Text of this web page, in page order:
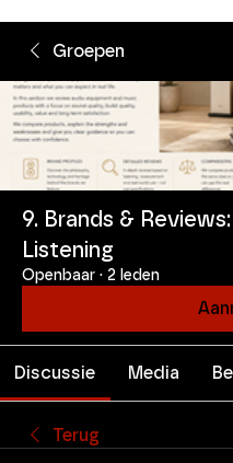
Groepen
9. Brands &
Listening
Openbaar · 2 leden
Discussie Media
Terug